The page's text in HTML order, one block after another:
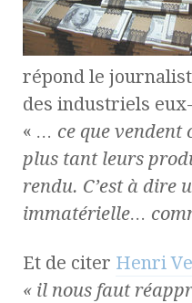
répond le
des industriels
« … ce que vendent
plus tant leurs
rendu. C’est à dire
immatérielle…
Et de citer Henri
« il nous faut